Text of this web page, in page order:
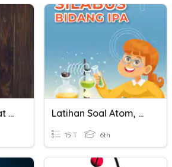
Sains Tahun 5: Sifat Kimia Bahan Latihan Soal Atom, Molekul Dan Ion
15 T 6th